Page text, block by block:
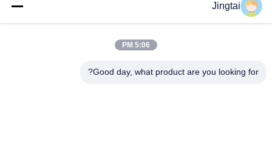
0086-755-27491128
Jingtai
5:06 PM
Good day, what product are you looking for?